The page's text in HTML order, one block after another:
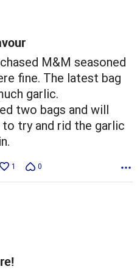
M&M seasoned
fine. The latest bag
garlic.
two bags and will
try and rid the garlic
1 0